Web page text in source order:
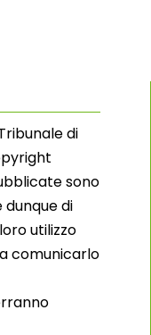
di
sono
di
utilizzo
comunicarlo